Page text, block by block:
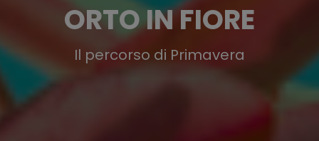
ORTO IN FIORE
Il percorso di Primavera